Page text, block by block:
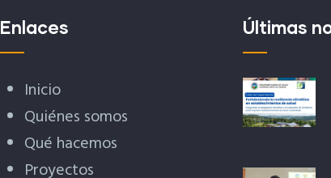
Enlaces
Inicio
Quiénes somos
Qué hacemos
Proyectos
Últimas